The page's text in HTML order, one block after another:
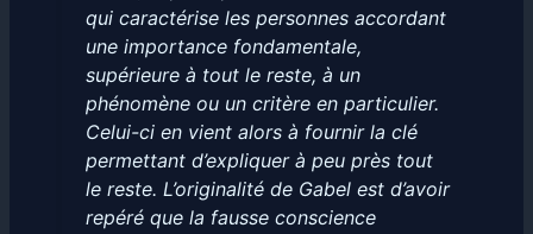
qui caractérise les personnes accordant
une importance fondamentale,
supérieure à tout le reste, à un
phénomène ou un critère en particulier.
Celui-ci en vient alors à fournir la clé
permettant d’expliquer à peu près tout
le reste. L’originalité de Gabel est d’avoir
repéré que la fausse conscience